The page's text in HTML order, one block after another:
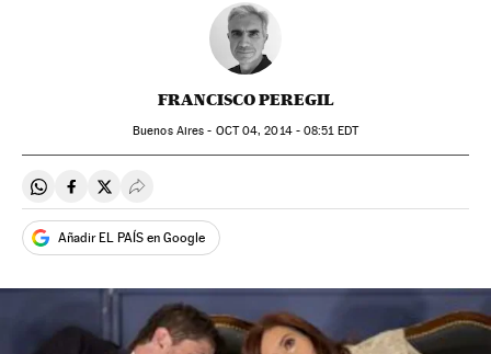
FRANCISCO PEREGIL
Buenos Aires - OCT04, 2014 - 08:51EDT
Compartir en Whatsapp
Compartir en Facebook
Compartir en Twitter
Desplegar Redes Sociales
Añadir EL PAÍS en Google